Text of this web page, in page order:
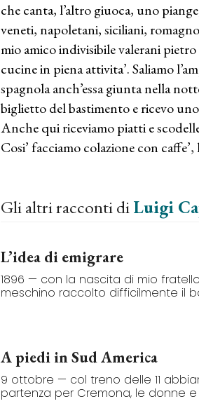
che canta, l’altro giuoca, uno
veneti, napoletani, siciliani,
mio amico indivisibile valerani
cucine in piena attivita’. Saliamo
spagnola anch’essa giunta nella
biglietto del bastimento e ricevo
Anche qui riceviamo piatti e
Cosi’ facciamo colazione con caffe’,
Gli altri racconti diLuigi
L’idea di emigrare
1896 — con la nascita di mio
meschino raccolto difficilmente il
A piedi in Sud America
9 ottobre — col treno delle 11
partenza per Cremona, le donne e